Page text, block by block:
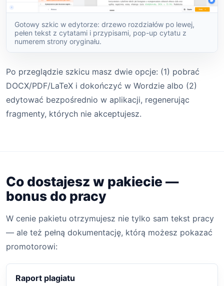
Gotowy szkic w edytorze: drzewo rozdziałów po lewej,
pełen tekst z cytatami i przypisami, pop-up cytatu z
numerem strony oryginału.
Po przeglądzie szkicu masz dwie opcje: (1) pobrać
DOCX/PDF/LaTeX i dokończyć w Wordzie albo (2)
edytować bezpośrednio w aplikacji, regenerując
fragmenty, których nie akceptujesz.
Co dostajesz w pakiecie —
bonus do pracy
W cenie pakietu otrzymujesz nie tylko sam tekst pracy
— ale też pełną dokumentację, którą możesz pokazać
promotorowi:
Raport plagiatu